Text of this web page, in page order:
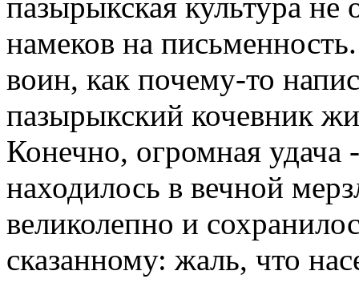
пазырыкская культура не
намеков на
воин, как почему-то
пазырыкский кочевник
Конечно, огромная удача
находилось в вечной
великолепно и
сказанному: жаль, что